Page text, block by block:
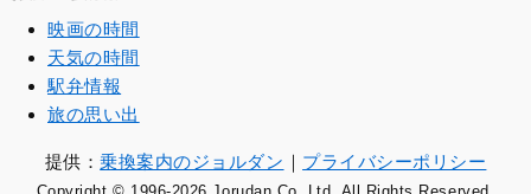
映画の時間
天気の時間
駅弁情報
旅の思い出
提供：乗換案内のジョルダン ｜ プライバシーポリシー